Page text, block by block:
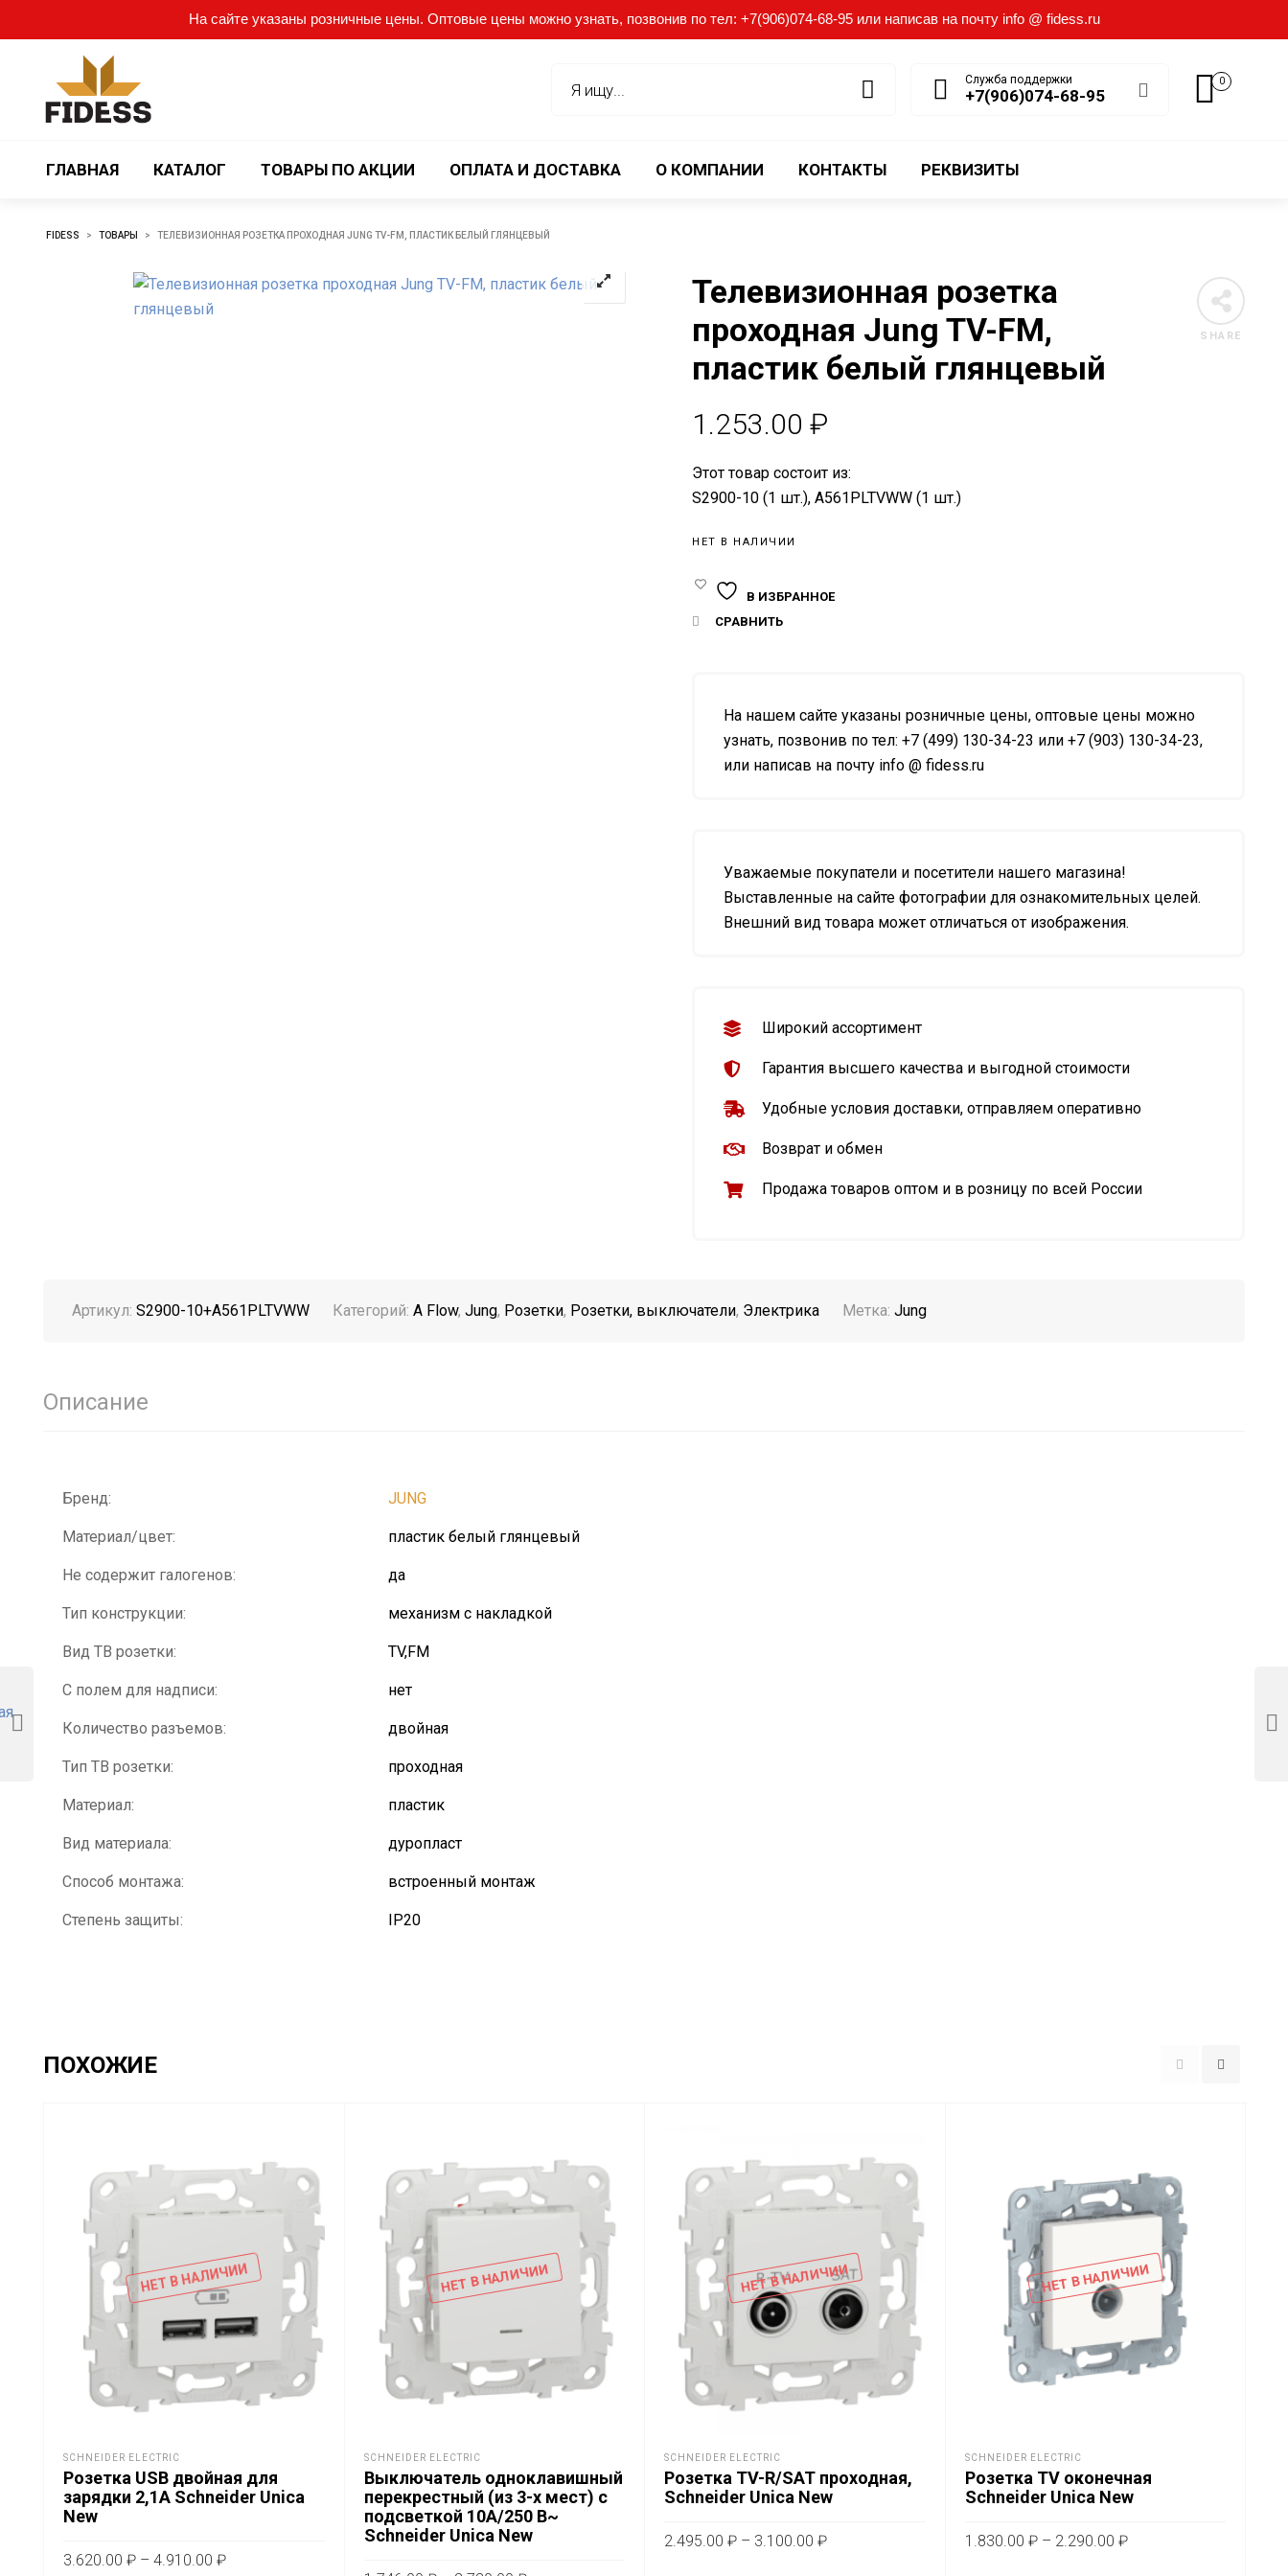
На сайте указаны розничные цены. Оптовые цены можно узнать, позвонив по тел: +7(906)074-68-95 или написав на почту info @ fidess.ru
Служба поддержки
+7(906)074-68-95
0
ГЛАВНАЯ КАТАЛОГ ТОВАРЫ ПО АКЦИИ ОПЛАТА И ДОСТАВКА О КОМПАНИИ КОНТАКТЫ РЕКВИЗИТЫ
FIDESS > ТОВАРЫ > ТЕЛЕВИЗИОННАЯ РОЗЕТКА ПРОХОДНАЯ JUNG TV-FM, ПЛАСТИК БЕЛЫЙ ГЛЯНЦЕВЫЙ
SHARE
Телевизионная розетка
проходная Jung TV-FM,
пластик белый глянцевый
1.253.00 ₽
Этот товар состоит из:
S2900-10 (1 шт.), A561PLTVWW (1 шт.)
НЕТ В НАЛИЧИИ
В ИЗБРАННОЕ
СРАВНИТЬ
На нашем сайте указаны розничные цены, оптовые цены можно
узнать, позвонив по тел: +7 (499) 130-34-23 или +7 (903) 130-34-23,
или написав на почту info @ fidess.ru
Уважаемые покупатели и посетители нашего магазина!
Выставленные на сайте фотографии для ознакомительных целей.
Внешний вид товара может отличаться от изображения.
Широкий ассортимент
Гарантия высшего качества и выгодной стоимости
Удобные условия доставки, отправляем оперативно
Возврат и обмен
Продажа товаров оптом и в розницу по всей России
Артикул: S2900-10+A561PLTVWW Категорий: A Flow, Jung, Розетки, Розетки, выключатели, Электрика Метка: Jung
Описание
Бренд: JUNG
Материал/цвет: пластик белый глянцевый
Не содержит галогенов: да
Тип конструкции: механизм с накладкой
Вид ТВ розетки: TV,FM
С полем для надписи: нет
Количество разъемов: двойная
Тип ТВ розетки: проходная
Материал: пластик
Вид материала: дуропласт
Способ монтажа: встроенный монтаж
Степень защиты: IP20
ПОХОЖИЕ
НЕТ В НАЛИЧИИ
SCHNEIDER ELECTRIC
Розетка USB двойная для
зарядки 2,1А Schneider Unica
New
3.620.00 ₽ – 4.910.00 ₽Диапазон
НЕТ В НАЛИЧИИ
SCHNEIDER ELECTRIC
Выключатель одноклавишный
перекрестный (из 3-х мест) с
подсветкой 10А/250 В~
Schneider Unica New
НЕТ В НАЛИЧИИ
SCHNEIDER ELECTRIC
Розетка TV-R/SAT проходная,
Schneider Unica New
2.495.00 ₽ – 3.100.00 ₽Диапазон
НЕТ В НАЛИЧИИ
SCHNEIDER ELECTRIC
Розетка TV оконечная
Schneider Unica New
1.830.00 ₽ – 2.290.00 ₽Диапазон